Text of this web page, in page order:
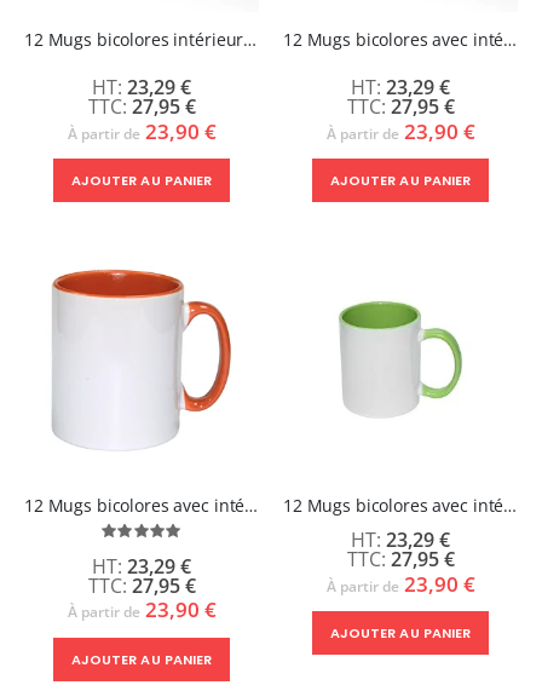
12 Mugs bicolores intérieur et poignée bleu Marine - ABBA
27,95 €
23,29 €
À partir de 23,90 €
AJOUTER AU PANIER
12 Mugs bicolores avec intérieur et poignée rouge - ABBA
27,95 €
23,29 €
À partir de 23,90 €
AJOUTER AU PANIER
12 Mugs bicolores avec intérieur et poignée Orange - ABBA
Évaluation:
27,95 €
23,29 €
À partir de 23,90 €
AJOUTER AU PANIER
12 Mugs bicolores avec intérieur et poignée Vert Clair - ABBA
27,95 €
23,29 €
À partir de 23,90 €
AJOUTER AU PANIER